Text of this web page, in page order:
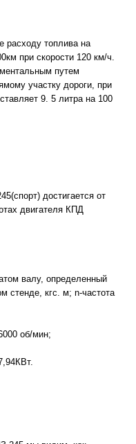
расходу топлива на
при скорости 120 км/ч.
путем
участку дороги, при
9. 5 литра на 100
достигается от
двигателя КПД
валу, определенный
стенде, кгс. м; n-частота
об/мин;